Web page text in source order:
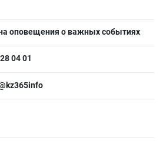
оповещения о важных событиях
04 01